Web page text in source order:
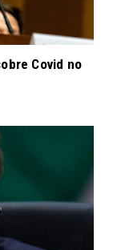
Covid no